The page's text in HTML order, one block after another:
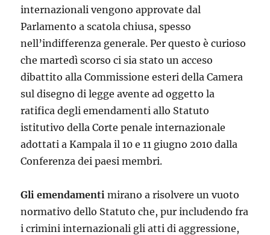
internazionali vengono approvate dal
Parlamento a scatola chiusa, spesso
nell’indifferenza generale. Per questo è curioso
che martedì scorso ci sia stato un acceso
dibattito alla Commissione esteri della Camera
sul disegno di legge avente ad oggetto la
ratifica degli emendamenti allo Statuto
istitutivo della Corte penale internazionale
adottati a Kampala il 10 e 11 giugno 2010 dalla
Conferenza dei paesi membri.
Gli emendamenti mirano a risolvere un vuoto
normativo dello Statuto che, pur includendo fra
i crimini internazionali gli atti di aggressione,